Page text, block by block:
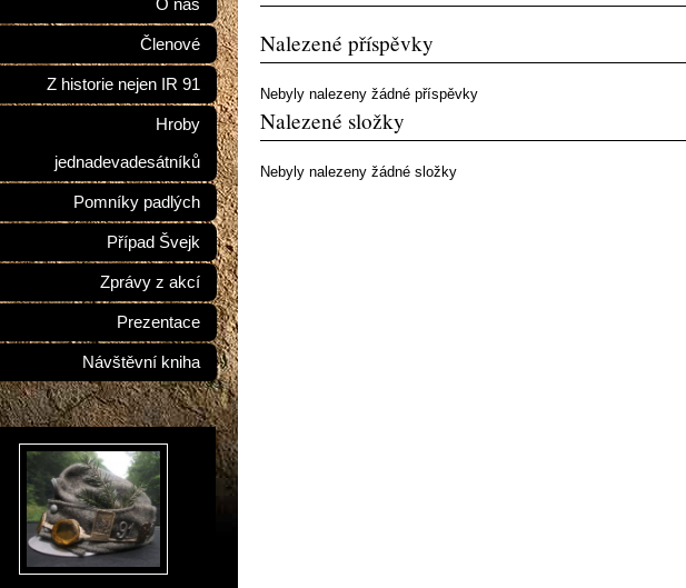
Nalezené příspěvky
Nebyly nalezeny žádné příspěvky
Nalezené složky
Nebyly nalezeny žádné složky
O nás
Členové
Z historie nejen IR 91
Hroby
jednadevadesátníků
Pomníky padlých
Případ Švejk
Zprávy z akcí
Prezentace
Návštěvní kniha